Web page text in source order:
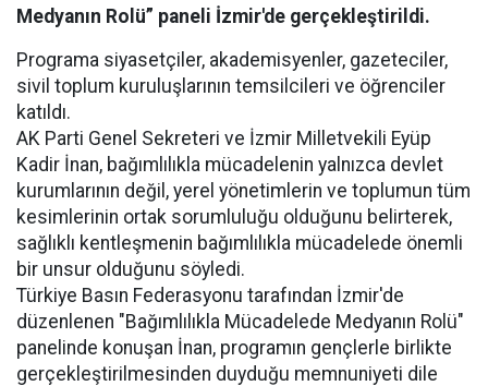
Medyanın Rolü” paneli İzmir'de gerçekleştirildi.
Programa siyasetçiler, akademisyenler, gazeteciler,
sivil toplum kuruluşlarının temsilcileri ve öğrenciler
katıldı.
AK Parti Genel Sekreteri ve İzmir Milletvekili Eyüp
Kadir İnan, bağımlılıkla mücadelenin yalnızca devlet
kurumlarının değil, yerel yönetimlerin ve toplumun tüm
kesimlerinin ortak sorumluluğu olduğunu belirterek,
sağlıklı kentleşmenin bağımlılıkla mücadelede önemli
bir unsur olduğunu söyledi.
Türkiye Basın Federasyonu tarafından İzmir'de
düzenlenen "Bağımlılıkla Mücadelede Medyanın Rolü"
panelinde konuşan İnan, programın gençlerle birlikte
gerçekleştirilmesinden duyduğu memnuniyeti dile